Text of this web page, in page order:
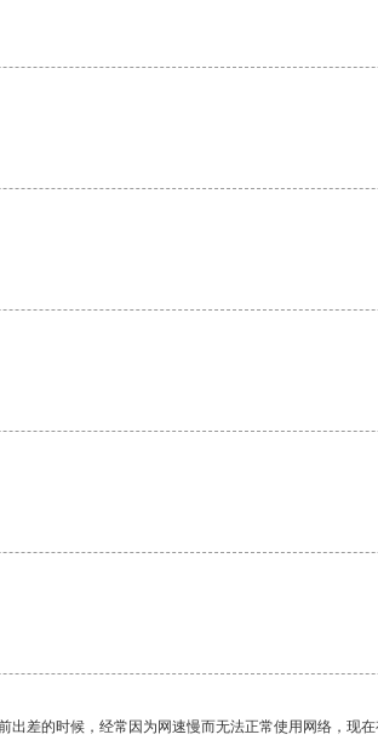
差的时候，经常因为网速慢而无法正常使用网络，现在